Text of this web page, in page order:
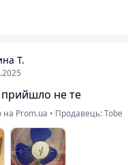
Т.
не те
Prom.ua • Продавець: Tobe